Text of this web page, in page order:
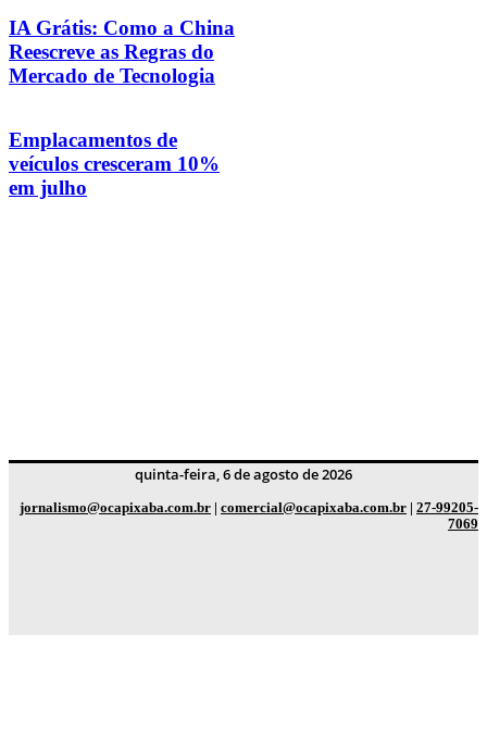
IA Grátis: Como a China
Reescreve as Regras do
Mercado de Tecnologia
Emplacamentos de
veículos cresceram 10%
em julho
quinta-feira, 6 de agosto de 2026
jornalismo@ocapixaba.com.br | comercial@ocapixaba.com.br | 27-99205-
7069